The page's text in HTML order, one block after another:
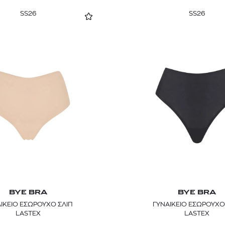
SS26
BYE BRA
ΕΣΩΡΟΥΧΟ ΣΛΙΠ
LASTEX
SS26
BYE BRA
ΓΥΝΑΙΚΕΙΟ ΕΣΩΡΟΥΧΟ
LASTEX